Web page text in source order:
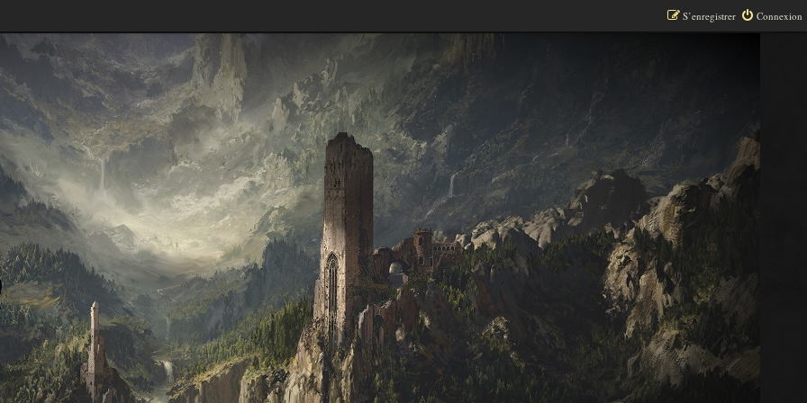
Connexion
S’enregistrer